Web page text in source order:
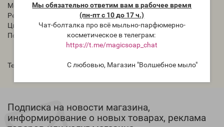
Мы обязательно ответим вам в рабочее время
(пн-пт с 10 до 17 ч.)
Чат-болталка про всё мыльно-парфюмерно-
косметическое в телеграм:
https://t.me/magicsoap_chat
С любовью, Магазин "Волшебное мыло"
Мощность, Вт: 300
Режимы работы: один скоростной режим.
Цвет: черный
Поставляется без коробки.
Теги: блендер для мыла с нуля ,для мыла с нуля
Подписка на новости магазина,
информирование о новых товарах, реклама